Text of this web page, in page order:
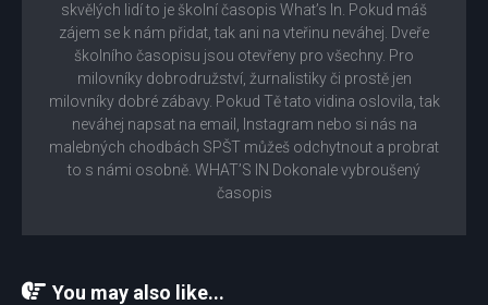
skvělých lidí to je školní časopis What’s In. Pokud máš
zájem se k nám přidat, tak ani na vteřinu neváhej. Dveře
školního časopisu jsou otevřeny pro všechny. Pro
milovníky dobrodružství, žurnalistiky či prostě jen
milovníky dobré zábavy. Pokud Tě tato vidina oslovila, tak
neváhej napsat na email, Instagram nebo si nás na
malebných chodbách SPŠT můžeš odchytnout a probrat
to s námi osobně. WHAT’S IN Dokonale vybroušený
časopis
You may also like...